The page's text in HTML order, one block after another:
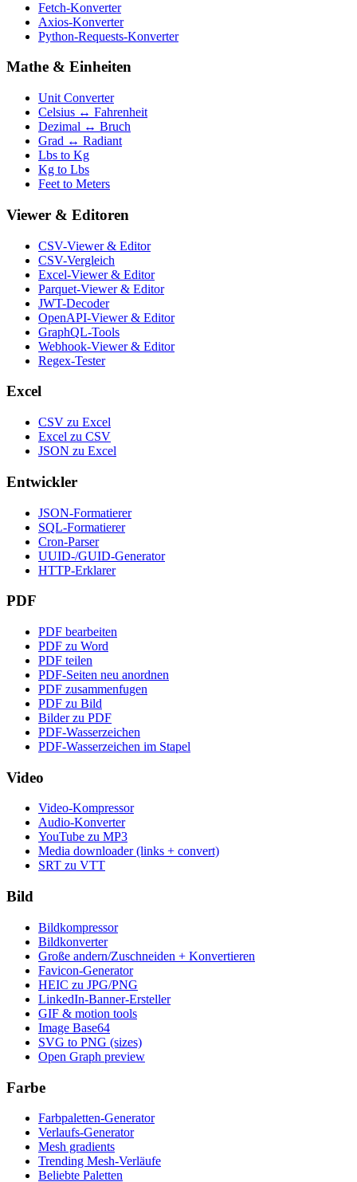
Fetch-Konverter
Axios-Konverter
Python-Requests-Konverter
Mathe & Einheiten
Unit Converter
Celsius ↔ Fahrenheit
Dezimal ↔ Bruch
Grad ↔ Radiant
Lbs to Kg
Kg to Lbs
Feet to Meters
Viewer & Editoren
CSV-Viewer & Editor
CSV-Vergleich
Excel-Viewer & Editor
Parquet-Viewer & Editor
JWT-Decoder
OpenAPI-Viewer & Editor
GraphQL-Tools
Webhook-Viewer & Editor
Regex-Tester
Excel
CSV zu Excel
Excel zu CSV
JSON zu Excel
Entwickler
JSON-Formatierer
SQL-Formatierer
Cron-Parser
UUID-/GUID-Generator
HTTP-Erklarer
PDF
PDF bearbeiten
PDF zu Word
PDF teilen
PDF-Seiten neu anordnen
PDF zusammenfugen
PDF zu Bild
Bilder zu PDF
PDF-Wasserzeichen
PDF-Wasserzeichen im Stapel
Video
Video-Kompressor
Audio-Konverter
YouTube zu MP3
Media downloader (links + convert)
SRT zu VTT
Bild
Bildkompressor
Bildkonverter
Große andern/Zuschneiden + Konvertieren
Favicon-Generator
HEIC zu JPG/PNG
LinkedIn-Banner-Ersteller
GIF & motion tools
Image Base64
SVG to PNG (sizes)
Open Graph preview
Farbe
Farbpaletten-Generator
Verlaufs-Generator
Mesh gradients
Trending Mesh-Verläufe
Beliebte Paletten